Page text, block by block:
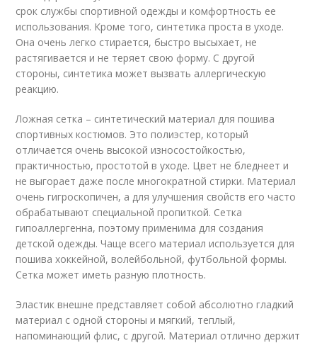
срок службы спортивной одежды и комфортность ее
использования. Кроме того, синтетика проста в уходе.
Она очень легко стирается, быстро высыхает, не
растягивается и не теряет свою форму. С другой
стороны, синтетика может вызвать аллергическую
реакцию.
Ложная сетка – синтетический материал для пошива
спортивных костюмов. Это полиэстер, который
отличается очень высокой износостойкостью,
практичностью, простотой в уходе. Цвет не бледнеет и
не выгорает даже после многократной стирки. Материал
очень гигроскопичен, а для улучшения свойств его часто
обрабатывают специальной пропиткой. Сетка
гипоаллергенна, поэтому применима для создания
детской одежды. Чаще всего материал используется для
пошива хоккейной, волейбольной, футбольной формы.
Сетка может иметь разную плотность.
Эластик внешне представляет собой абсолютно гладкий
материал с одной стороны и мягкий, теплый,
напоминающий флис, с другой. Материал отлично держит